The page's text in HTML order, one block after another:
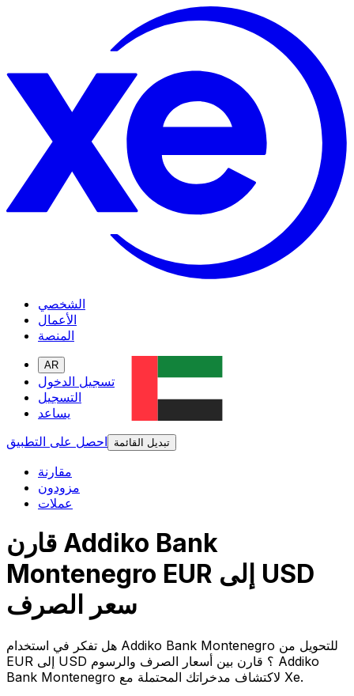
الشخصي
الأعمال
المنصة
AR
تسجيل الدخول
التسجيل
يساعد
احصل على التطبيق
تبديل القائمة
مقارنة
مزودون
عملات
قارن Addiko Bank
Montenegro EUR إلى USD
سعر الصرف
هل تفكر في استخدام Addiko Bank Montenegro للتحويل من
EUR إلى USD ؟ قارن بين أسعار الصرف والرسوم Addiko
Bank Montenegro لاكتشاف مدخراتك المحتملة مع Xe.